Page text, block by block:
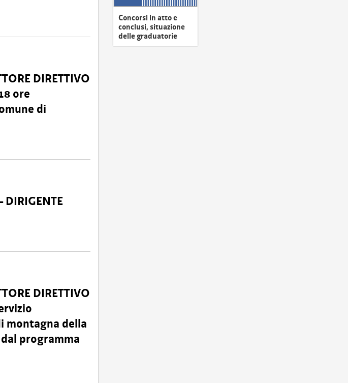
DIRETTIVO
ore
di
DIRETTIVO
montagna della
programma
Concorsi in atto e
conclusi, situazione
delle graduatorie